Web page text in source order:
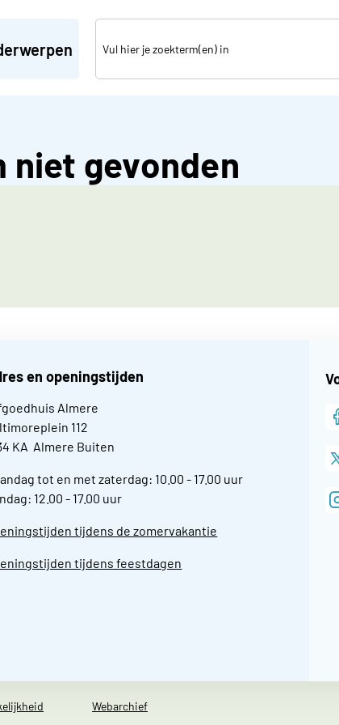
gevonden
en openingstijden
Almere
112
KA Almere Buiten
tot en met zaterdag: 10.00 - 17.00 uur
12.00 - 17.00 uur
tijdens de zomervakantie
tijdens feestdagen
Webarchief